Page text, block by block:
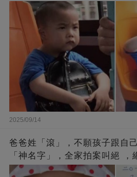
2025/09/14
爸爸姓「滾」，不願孩子跟自
「神名字」，全家拍案叫絕 ，